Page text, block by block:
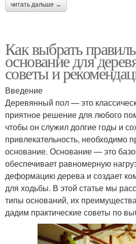
читать дальше →
Как выбрать
основание для
советы и
Введение
Деревянный пол — это
приятное решение для любого
чтобы он служил долгие годы и
привлекательность, необходимо
основание. Основание — это
обеспечивает равномерную
деформацию дерева и создает
для ходьбы. В этой статье мы
типы оснований, их
дадим практические советы по